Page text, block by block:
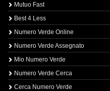
Mutuo Fast
Best 4 Less
Numero Verde Online
Numero Verde Assegnato
Mio Numero Verde
Numero Verde Cerca
Cerca Numero Verde